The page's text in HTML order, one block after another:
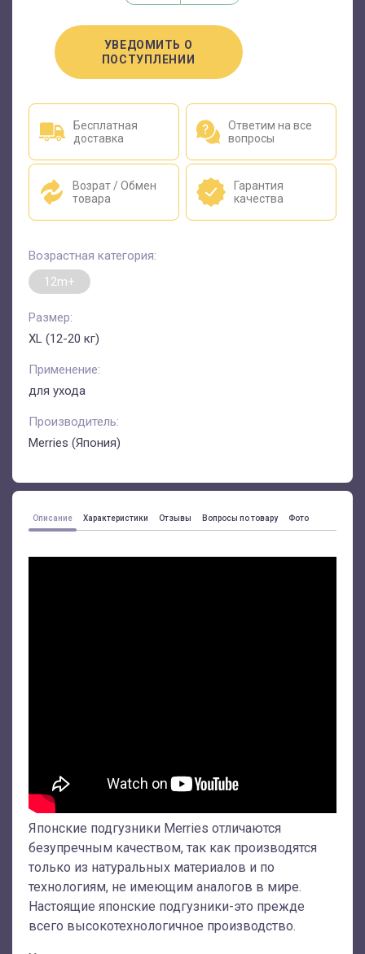
УВЕДОМИТЬ О
ПОСТУПЛЕНИИ
Бесплатная
доставка
Ответим на все
вопросы
Возрат / Обмен
товара
Гарантия
качества
Возрастная категория:
12m+
Размер:
XL (12-20 кг)
Применение:
для ухода
Производитель:
Merries (Япония)
Описание Характеристики Отзывы Вопросы по товару Фото
Японские подгузники Merries отличаются
безупречным качеством, так как производятся
только из натуральных материалов и по
технологиям, не имеющим аналогов в мире.
Настоящие японские подгузники-это прежде
всего высокотехнологичное производство.